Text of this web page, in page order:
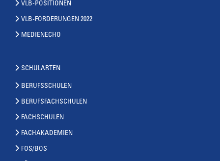
VLB-POSITIONEN
VLB-FORDERUNGEN 2022
MEDIENECHO
SCHULARTEN
BERUFSSCHULEN
BERUFSFACHSCHULEN
FACHSCHULEN
FACHAKADEMIEN
FOS/BOS